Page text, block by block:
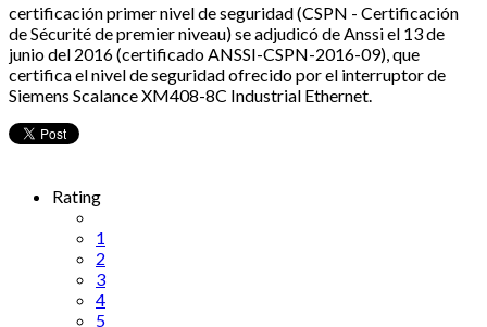
certificación primer nivel de seguridad (CSPN - Certificación
de Sécurité de premier niveau) se adjudicó de Anssi el 13 de
junio del 2016 (certificado ANSSI-CSPN-2016-09), que
certifica el nivel de seguridad ofrecido por el interruptor de
Siemens Scalance XM408-8C Industrial Ethernet.
Rating
1
2
3
4
5